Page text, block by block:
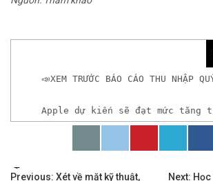
📣XEM TRƯỚC BÁO CÁO THU NHẬP
Apple dự kiến ​​sẽ đạt mức tăng
𝘟𝘦𝘮 𝘤𝘩𝘪 𝘵𝘪ế𝘵: https://
✨🏆Đầ𝐮 𝐭ư 𝐯à 𝐋ướ𝐭 𝐬ó𝐧𝐠 𝐜á𝐜 𝐜ổ
Tags:
Previous: Xét về mặt kỹ thuật, Next: